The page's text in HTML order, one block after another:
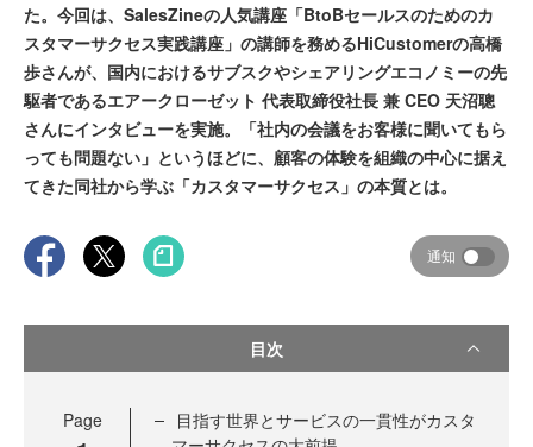
た。今回は、SalesZineの人気講座「BtoBセールスのためのカ
スタマーサクセス実践講座」の講師を務めるHiCustomerの高橋
歩さんが、国内におけるサブスクやシェアリングエコノミーの先
駆者であるエアークローゼット 代表取締役社長 兼 CEO 天沼聰
さんにインタビューを実施。「社内の会議をお客様に聞いてもら
っても問題ない」というほどに、顧客の体験を組織の中心に据え
てきた同社から学ぶ「カスタマーサクセス」の本質とは。
通知
目次
Page
目指す世界とサービスの一貫性がカスタ